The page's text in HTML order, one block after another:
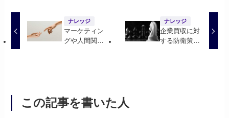
ナレッジ
マーケティン
グや人間関係
ナレッジ
企業買収に対
する防衛策の
この記事を書いた人